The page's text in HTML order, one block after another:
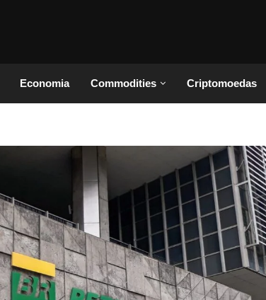
Economia Commodities Criptomoedas